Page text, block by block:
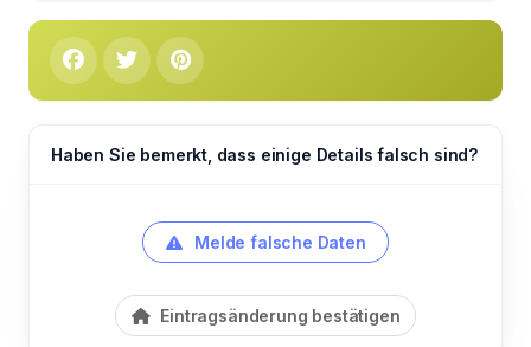
Haben Sie bemerkt, dass einige Details falsch sind?
Melde falsche Daten
Eintragsänderung bestätigen